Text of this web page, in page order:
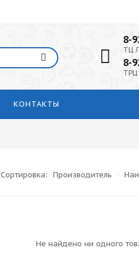
8-
ТЦ
8-
ТРЦ
КОНТАКТЫ
Сортировка: Производитель ·
Не найдено ни одного